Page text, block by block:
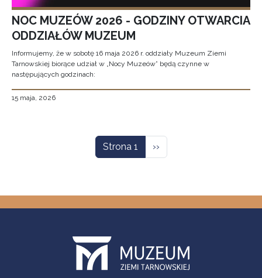
NOC MUZEÓW 2026 - GODZINY OTWARCIA
ODDZIAŁÓW MUZEUM
Informujemy, że w sobotę 16 maja 2026 r. oddziały Muzeum Ziemi
Tarnowskiej biorące udział w „Nocy Muzeów” będą czynne w
następujących godzinach:
15 maja, 2026
Strona 1 Następna strona
››